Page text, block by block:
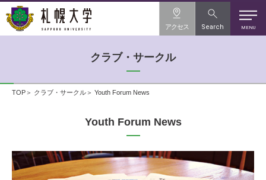
MENU
アクセス Search
クラブ・サークル
TOP クラブ・サークル Youth Forum News
Youth Forum News